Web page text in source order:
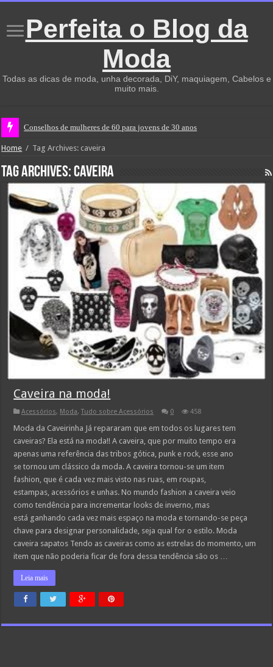
Perfeita o Blog da
Moda
Todas as dicas de moda, unha decorada, DiY, maquiagem, Cabelos e
muito mais.
Conselhos de mulheres de 60 para jovens de 30 anos
Home / Tag Archives: caveira
Tag Archives:caveira
Caveira na moda!
Acessórios, Moda,Tudo sobre Acessórios 0 458
Moda da Caveirinha Já repararam que em todos os lugares tem
caveiras? Ela está na moda!! A caveira, que por muito tempo era
apenas uma referência das tribos gótica, punk e rock, esse ano
se tornou um clássico da moda. A caveira tornou-se um item
fashion, que é cada vez mais visto nas ruas, em roupas,
estampas, acessórios e unhas. No mundo fashion a caveira veio
como tendência para incrementar looks de inverno, mas
está ganhando cada vez mais espaço na moda e tornando-se peça
chave para designar personalidade, seja qual for o estilo. Moda
caveira sapatos Tendo as caveiras como as estrelas do momento, um
item que não poderia ficar de fora dessa tendência são os …
Leia mais